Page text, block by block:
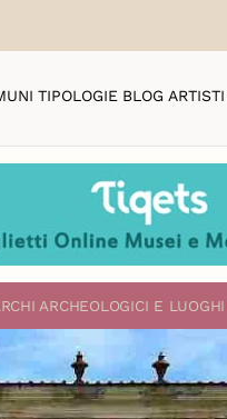
TIPOLOGIE BLOG ARTISTI
ARCHEOLOGICI E